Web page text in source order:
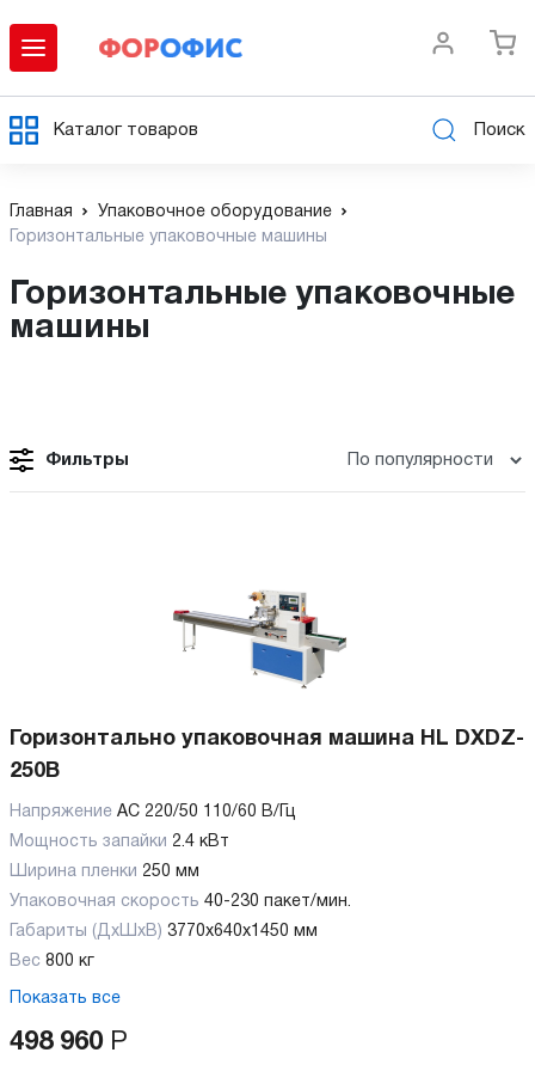
Каталог товаров Поиск
Главная
Упаковочное оборудование
Горизонтальные упаковочные машины
Горизонтальные упаковочные
машины
Фильтры
Горизонтально упаковочная машина HL DXDZ-
250B
Напряжение АС 220/50 110/60 В/Гц
Мощность запайки 2.4 кВт
Ширина пленки 250 мм
Упаковочная скорость 40-230 пакет/мин.
Габариты (ДхШхВ) 3770x640x1450 мм
Вес 800 кг
Показать все
498 960 Р